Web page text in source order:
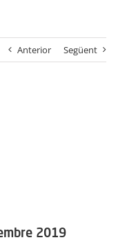
Anterior Següent
2019